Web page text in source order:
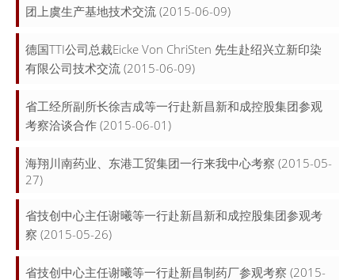
团上虞生产基地技术交流 (2015-06-09)
德国TTI公司总裁Eicke Von ChriSten 先生赴绍兴立新印染
有限公司技术交流 (2015-06-09)
省工经所副所长徐吉成等一行赴新昌新和成控股集团参观
考察洽谈合作 (2015-06-01)
海翔川南药业、东港工贸集团一行来我中心考察 (2015-05-
27)
省技创中心主任谢曦等一行赴新昌新和成控股集团参观考
察 (2015-05-26)
省技创中心主任谢曦等一行赴新昌制药厂参观考察 (2015-